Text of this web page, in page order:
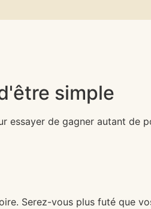
simple
essayer de gagner autant de
Serez-vous plus futé que